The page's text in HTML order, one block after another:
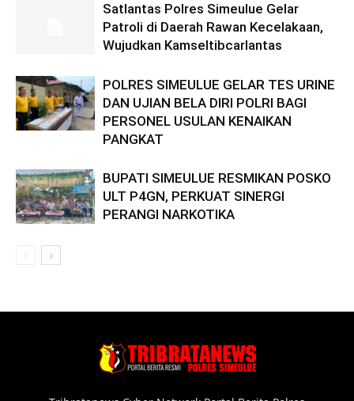
Satlantas Polres Simeulue Gelar
Patroli di Daerah Rawan Kecelakaan,
Wujudkan Kamseltibcarlantas
POLRES SIMEULUE GELAR TES URINE
DAN UJIAN BELA DIRI POLRI BAGI
PERSONEL USULAN KENAIKAN
PANGKAT
BUPATI SIMEULUE RESMIKAN POSKO
ULT P4GN, PERKUAT SINERGI
PERANGI NARKOTIKA